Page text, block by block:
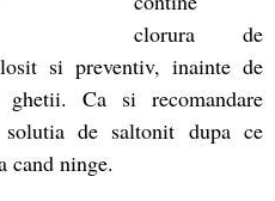
clorura de
si preventiv, inainte de
ghetii. Ca si recomandare
de saltonit dupa ce
cand ninge.